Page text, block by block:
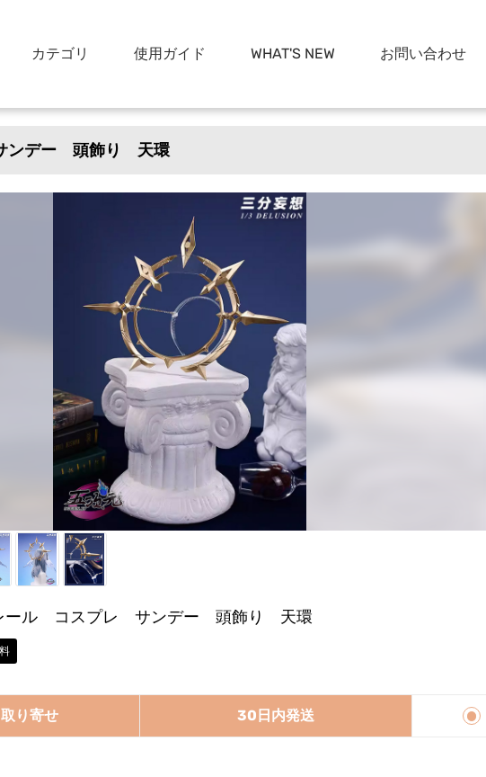
カテゴリ 使用ガイド WHAT'S NEW お問い合わせ
ンデー 頭飾り 天環
ール コスプレ サンデー 頭飾り 天環
取り寄せ 30日内発送